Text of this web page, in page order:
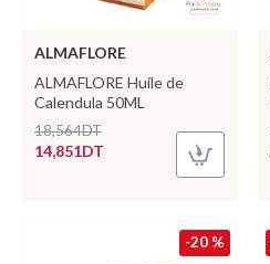
ALMAFLORE
ALMAFLORE Huile de
Calendula 50ML
14,851DT
18,564DT
-20 %